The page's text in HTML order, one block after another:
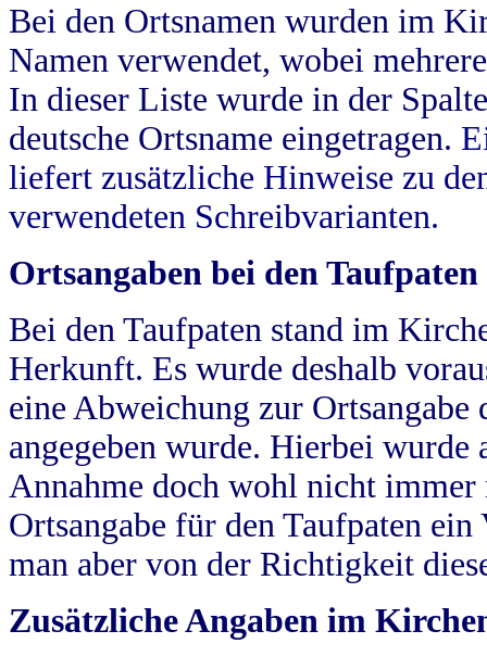
Bei den Ortsnamen wurden im
Namen verwendet, wobei
In dieser Liste wurde in der
deutsche Ortsname eingetragen.
liefert zusätzliche Hinweise zu
verwendeten Schreibvarianten.
Ortsangaben bei den Taufpaten
Bei den Taufpaten stand im
Herkunft. Es wurde deshalb
eine Abweichung zur
angegeben wurde. Hierbei wurde
Annahme doch wohl nicht
Ortsangabe für den Taufpaten
man aber von der Richtigkeit
Zusätzliche Angaben im